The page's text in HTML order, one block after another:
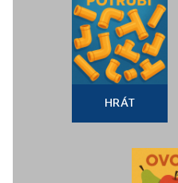
HRÁT